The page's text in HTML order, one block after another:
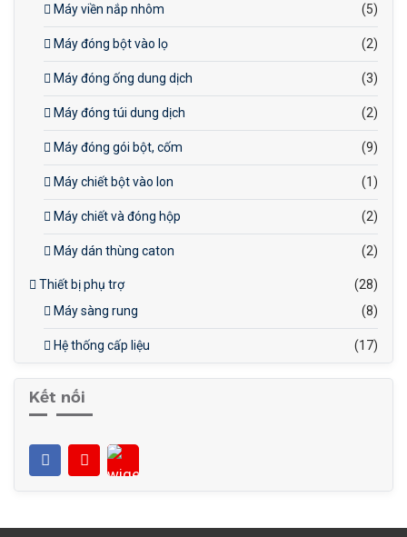
Máy viền nắp nhôm (5)
Máy đóng bột vào lọ (2)
Máy đóng ống dung dịch (3)
Máy đóng túi dung dịch (2)
Máy đóng gói bột, cốm (9)
Máy chiết bột vào lon (1)
Máy chiết và đóng hộp (2)
Máy dán thùng caton (2)
Thiết bị phụ trợ
(28)
Máy sàng rung
(8)
Hệ thống cấp liệu (17)
Kết nối